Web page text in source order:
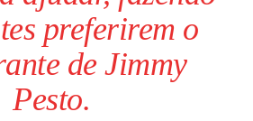
preferirem o
de Jimmy
Pesto.